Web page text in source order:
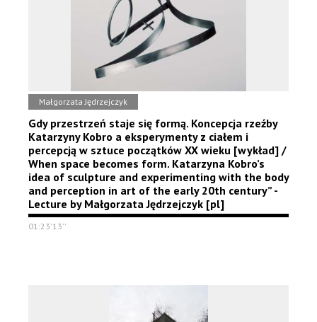
Małgorzata Jędrzejczyk
Gdy przestrzeń staje się formą. Koncepcja rzeźby
Katarzyny Kobro a eksperymenty z ciałem i
percepcją w sztuce początków XX wieku [wykład] /
When space becomes form. Katarzyna Kobro’s
idea of sculpture and experimenting with the body
and perception in art of the early 20th century” -
Lecture by Małgorzata Jędrzejczyk [pl]
01:23'13''